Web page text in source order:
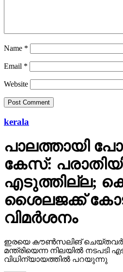
Name *
Email *
Website
kerala
പാലത്തായി
കേസ്:
എടുത്തില്ല;
ശൈലജക്ക്
വിമര്‍ശനം
ഇരയെ കൗണ്‍സലിങ്
മന്ത്രിയെന്ന നിലയില്‍ നടപടി
വിധിന്യായത്തില്‍ പറയുന്നു